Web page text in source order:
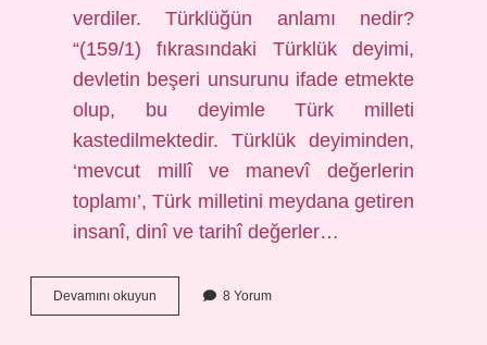
verdiler. Türklüğün anlamı nedir?
“(159/1) fıkrasındaki Türklük deyimi,
devletin beşeri unsurunu ifade etmekte
olup, bu deyimle Türk milleti
kastedilmektedir. Türklük deyiminden,
‘mevcut millî ve manevî değerlerin
toplamı’, Türk milletini meydana getiren
insanî, dinî ve tarihî değerler…
Devamını okuyun
Ne
8 Yorum